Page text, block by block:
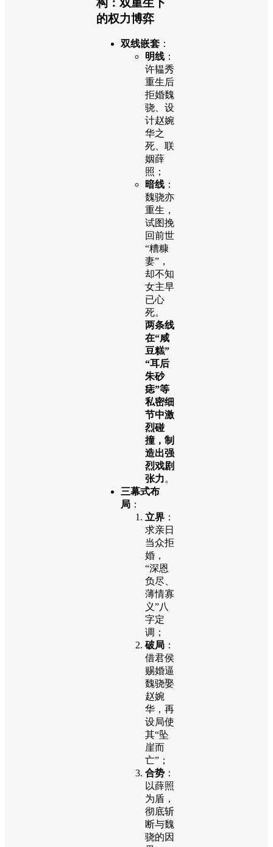
的权力博弈
双线嵌套 ：
明线 ：
许韫秀
重生后
拒婚魏
骁、设
计赵婉
华之
死、联
姻薛
照；
暗线 ：
魏骁亦
重生，
试图挽
回前世
“糟糠
妻”，
却不知
女主早
已心
死。
两条线
在“咸
豆糕”
“耳后
朱砂
痣”等
私密细
节中激
烈碰
撞，制
造出强
烈戏剧
张力。
三幕式布
局 ：
立界 ：
求亲日
当众拒
婚，
“深恩
负尽、
薄情寡
义”八
字定
调；
破局 ：
借君侯
赐婚逼
魏骁娶
赵婉
华，再
设局使
其“坠
崖而
亡”；
合势 ：
以薛照
为盾，
彻底斩
断与魏
骁的因